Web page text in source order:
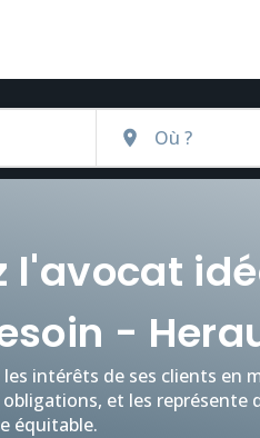
l'avocat
-
intérêts de ses clients en
et les représente
équitable.